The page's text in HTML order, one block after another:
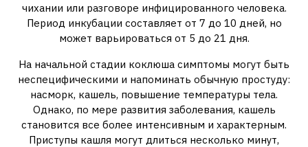
чихании или разговоре инфицированного человека.
Период инкубации составляет от 7 до 10 дней, но
может варьироваться от 5 до 21 дня.
На начальной стадии коклюша симптомы могут быть
неспецифическими и напоминать обычную простуду:
насморк, кашель, повышение температуры тела.
Однако, по мере развития заболевания, кашель
становится все более интенсивным и характерным.
Приступы кашля могут длиться несколько минут,